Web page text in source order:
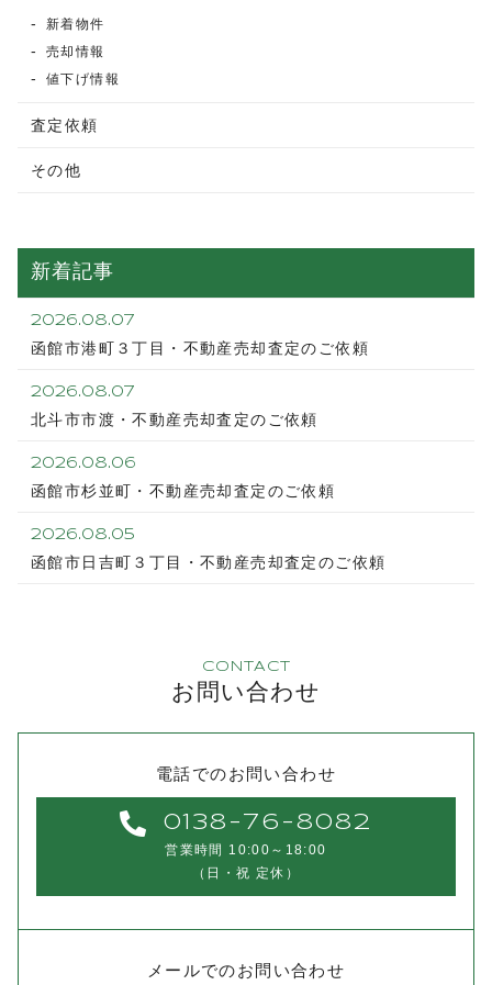
新着物件
売却情報
値下げ情報
査定依頼
その他
新着記事
2026.08.07
函館市港町３丁目・不動産売却査定のご依頼
2026.08.07
北斗市市渡・不動産売却査定のご依頼
2026.08.06
函館市杉並町・不動産売却査定のご依頼
2026.08.05
函館市日吉町３丁目・不動産売却査定のご依頼
CONTACT
お問い合わせ
電話でのお問い合わせ
0138-76-8082
営業時間 10:00～18:00
（日・祝 定休）
メールでのお問い合わせ